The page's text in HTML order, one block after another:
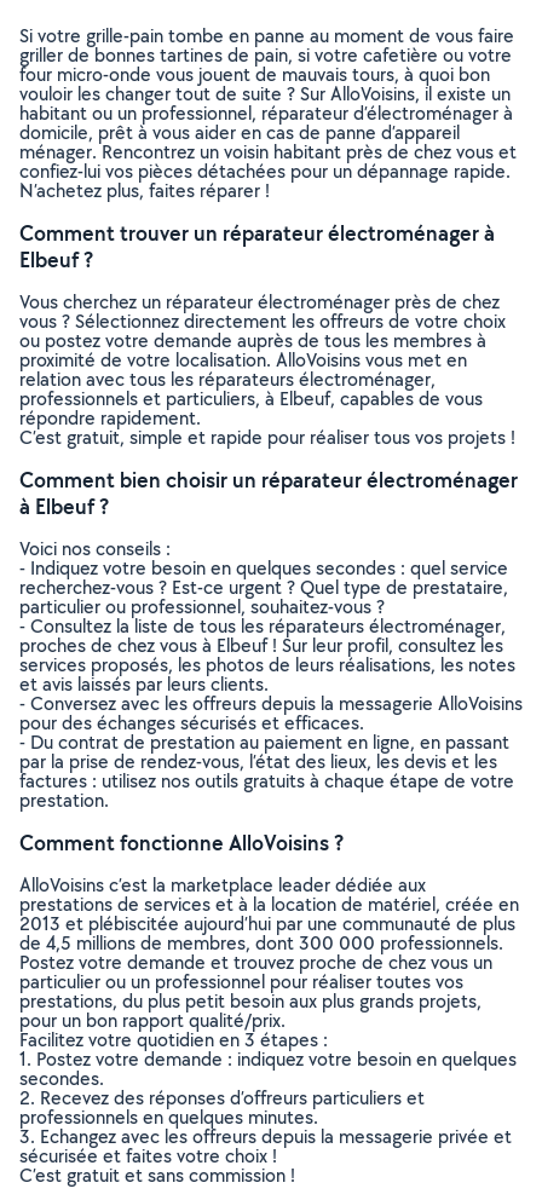
Si votre grille-pain tombe en panne au moment de vous faire
griller de bonnes tartines de pain, si votre cafetière ou votre
four micro-onde vous jouent de mauvais tours, à quoi bon
vouloir les changer tout de suite ? Sur AlloVoisins, il existe un
habitant ou un professionnel, réparateur d’électroménager à
domicile, prêt à vous aider en cas de panne d’appareil
ménager. Rencontrez un voisin habitant près de chez vous et
confiez-lui vos pièces détachées pour un dépannage rapide.
N’achetez plus, faites réparer !
Comment trouver un réparateur électroménager à
Elbeuf ?
Vous cherchez un réparateur électroménager près de chez
vous ? Sélectionnez directement les offreurs de votre choix
ou postez votre demande auprès de tous les membres à
proximité de votre localisation. AlloVoisins vous met en
relation avec tous les réparateurs électroménager,
professionnels et particuliers, à Elbeuf, capables de vous
répondre rapidement.
C’est gratuit, simple et rapide pour réaliser tous vos projets !
Comment bien choisir un réparateur électroménager
à Elbeuf ?
Voici nos conseils :
- Indiquez votre besoin en quelques secondes : quel service
recherchez-vous ? Est-ce urgent ? Quel type de prestataire,
particulier ou professionnel, souhaitez-vous ?
- Consultez la liste de tous les réparateurs électroménager,
proches de chez vous à Elbeuf ! Sur leur profil, consultez les
services proposés, les photos de leurs réalisations, les notes
et avis laissés par leurs clients.
- Conversez avec les offreurs depuis la messagerie AlloVoisins
pour des échanges sécurisés et efficaces.
- Du contrat de prestation au paiement en ligne, en passant
par la prise de rendez-vous, l’état des lieux, les devis et les
factures : utilisez nos outils gratuits à chaque étape de votre
prestation.
Comment fonctionne AlloVoisins ?
AlloVoisins c’est la marketplace leader dédiée aux
prestations de services et à la location de matériel, créée en
2013 et plébiscitée aujourd’hui par une communauté de plus
de 4,5 millions de membres, dont 300 000 professionnels.
Postez votre demande et trouvez proche de chez vous un
particulier ou un professionnel pour réaliser toutes vos
prestations, du plus petit besoin aux plus grands projets,
pour un bon rapport qualité/prix.
Facilitez votre quotidien en 3 étapes :
1. Postez votre demande : indiquez votre besoin en quelques
secondes.
2. Recevez des réponses d’offreurs particuliers et
professionnels en quelques minutes.
3. Echangez avec les offreurs depuis la messagerie privée et
sécurisée et faites votre choix !
C’est gratuit et sans commission !